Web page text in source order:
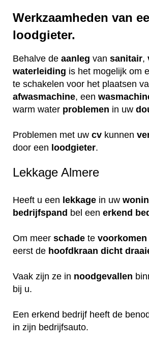
Werkzaamheden van
loodgieter.
Behalve de aanleg van sanitair,
waterleiding is het mogelijk om
te schakelen voor het plaatsen
afwasmachine, een
warm water problemen in uw
Problemen met uw cv kunnen
door een loodgieter.
Lekkage Almere
Heeft u een lekkage in uw
bedrijfspand bel een erkend
Om meer schade te voorkomen
eerst de hoofdkraan dicht
Vaak zijn ze in noodgevallen
bij u.
Een erkend bedrijf heeft de
in zijn bedrijfsauto.